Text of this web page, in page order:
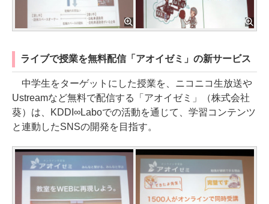
ライブで授業を無料配信「アオイゼミ」の新サービス
中学生をターゲットにした授業を、ニコニコ生放送や
Ustreamなど無料で配信する「アオイゼミ」（株式会社
葵）は、KDDI∞Laboでの活動を通じて、学習コンテンツ
と連動したSNSの開発を目指す。